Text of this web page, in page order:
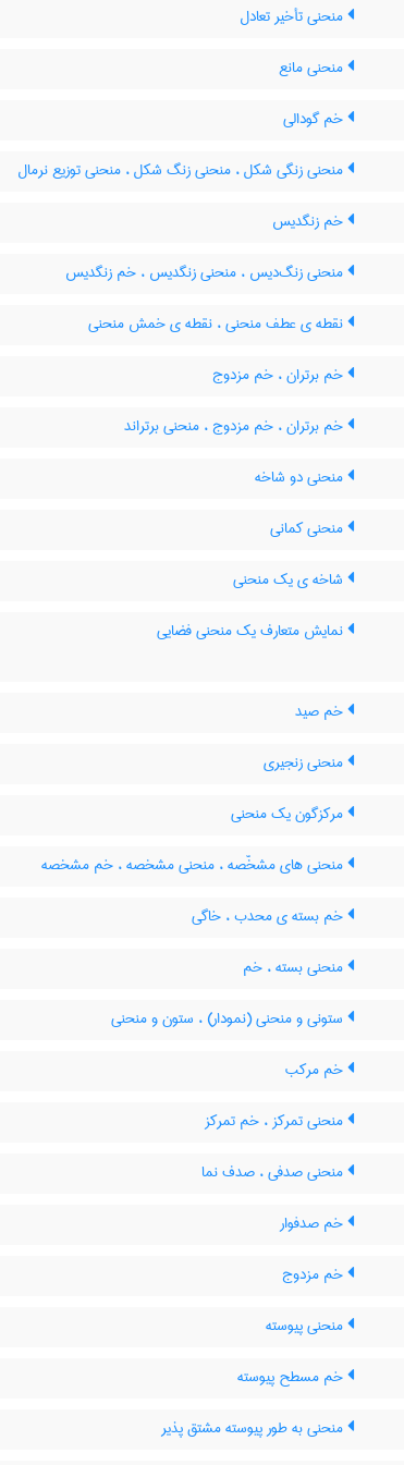
منحنی تأخیر تعادل
منحنی مانع
خم گودالی
منحنی زنگی شکل ، منحنی زنگ شکل ، منحنی توزیع نرمال
خم زنگدیس
منحنی زنگ‌دیس ، منحنی زنگدیس ، خم زنگدیس
نقطه ی عطف منحنی ، نقطه ی خمش منحنی
خم برتران ، خم مزدوج
خم برتران ، خم مزدوج ، منحنی برتراند
منحنی دو شاخه
منحنی کمانی
شاخه ی یک منحنی
نمایش متعارف یک منحنی فضایی
خم صید
منحنی زنجیری
مرکزگون یک منحنی
منحنی های مشخّصه ، منحنی مشخصه ، خم مشخصه
خم بسته ی محدب ، خاگی
منحنی بسته ، خم
ستونی و منحنی (نمودار) ، ستون و منحنی
خم مرکب
منحنی تمرکز ، خم تمرکز
منحنی صدفی ، صدف نما
خم صدفوار
خم مزدوج
منحنی پیوسته
خم مسطح پیوسته
منحنی به طور پیوسته مشتق پذیر